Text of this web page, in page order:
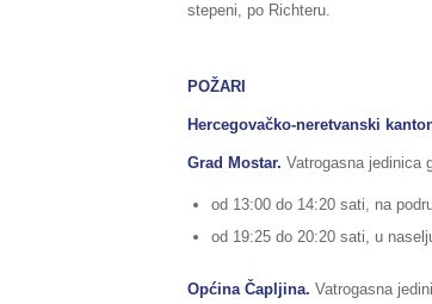
stepeni, po Richteru.
POŽARI
Hercegovačko-neretvanski
Grad Mostar. Vatrogasna jedinica
od 13:00 do 14:20 sati, na
od 19:25 do 20:20 sati, u
Općina Čapljina. Vatrogasna